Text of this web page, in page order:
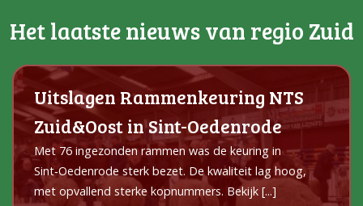
Het laatste nieuws van regio Zuid
Uitslagen Rammenkeuring NTS
Zuid&Oost in Sint-Oedenrode
Met 76 ingezonden rammen was de keuring in
Sint‑Oedenrode sterk bezet. De kwaliteit lag hoog,
met opvallend sterke kopnummers. Bekijk [...]